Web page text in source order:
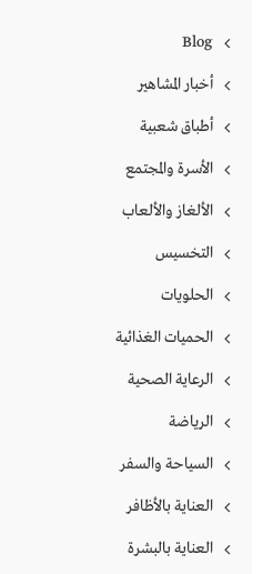
Blog
أخبار المشاهير
أطباق شعبية
الأسرة والمجتمع
الألغاز والألعاب
التخسيس
الحلويات
الحميات الغذائية
الرعاية الصحية
الرياضة
السياحة والسفر
العناية بالأظافر
العناية بالبشرة